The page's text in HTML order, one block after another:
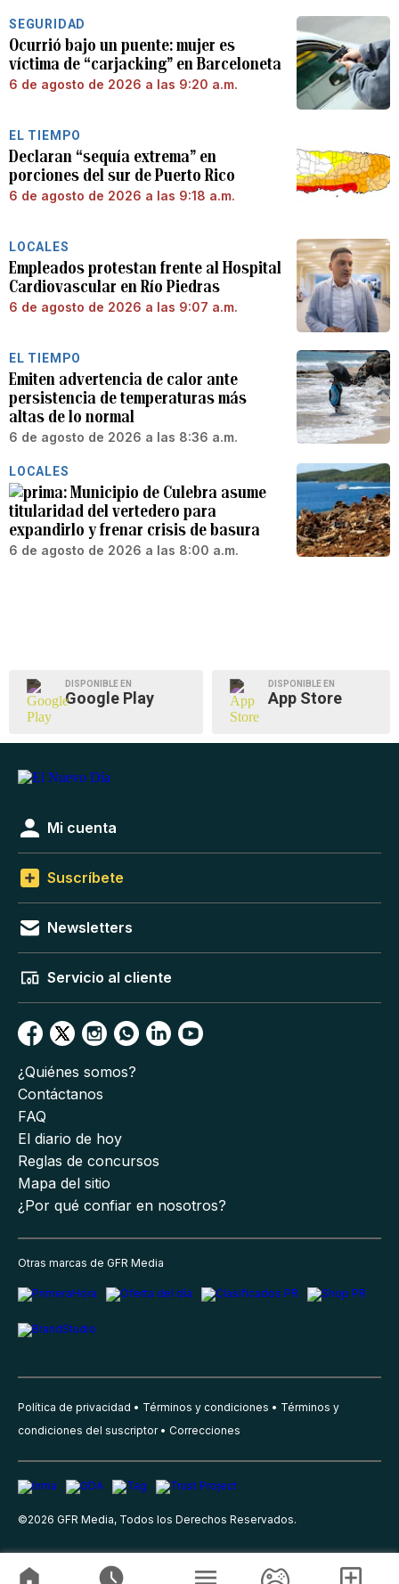
SEGURIDAD
Ocurrió bajo un puente: mujer es
víctima de “carjacking” en Barceloneta
6 de agosto de 2026 a las 9:20 a.m.
EL TIEMPO
Declaran “sequía extrema” en
porciones del sur de Puerto Rico
6 de agosto de 2026 a las 9:18 a.m.
LOCALES
Empleados protestan frente al Hospital
Cardiovascular en Río Piedras
6 de agosto de 2026 a las 9:07 a.m.
EL TIEMPO
Emiten advertencia de calor ante
persistencia de temperaturas más
altas de lo normal
6 de agosto de 2026 a las 8:36 a.m.
LOCALES
Municipio de Culebra asume
titularidad del vertedero para
expandirlo y frenar crisis de basura
6 de agosto de 2026 a las 8:00 a.m.
DISPONIBLE EN
Google Play
DISPONIBLE EN
App Store
Mi cuenta
Suscríbete
Newsletters
Servicio al cliente
¿Quiénes somos?
Contáctanos
FAQ
El diario de hoy
Reglas de concursos
Mapa del sitio
¿Por qué confiar en nosotros?
Otras marcas de GFR Media
Política de privacidad Términos y condiciones
Términos y
condiciones del suscriptor
Correcciones
©2026 GFR Media, Todos los Derechos Reservados.